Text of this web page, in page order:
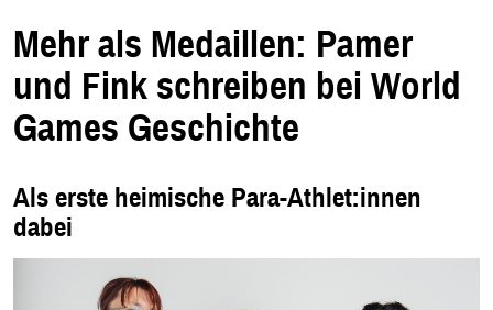
u
e
n
e
s
t
Mehr als Medaillen: Pamer
und Fink schreiben bei World
Games Geschichte
Als erste heimische Para-Athlet:innen
dabei